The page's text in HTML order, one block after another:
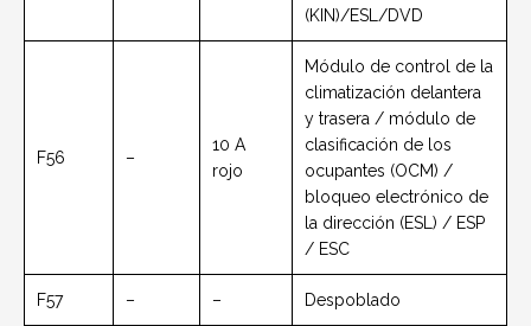
(KIN)/ESL/DVD
F56 –
10 A
rojo
Módulo de control de la
climatización delantera
y trasera / módulo de
clasificación de los
ocupantes (OCM) /
bloqueo electrónico de
la dirección (ESL) / ESP
/ ESC
F57 – – Despoblado